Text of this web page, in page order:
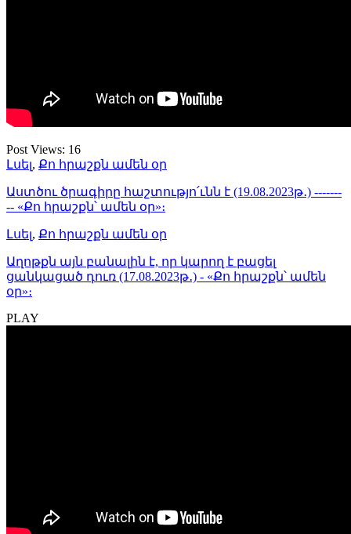
Post Views: 16
Լսել, Քո հրաշքն ամեն օր
Աստծու ծրագիրը հաշտությո՛ւնն է (19.08.2023թ․) -------
-- «Քո հրաշքն՝ ամեն օր»։
Լսել, Քո հրաշքն ամեն օր
Աղոթքն այն բանալին է, որ կարող է բացել
ցանկացած դուռ (17.08.2023թ․) - «Քո հրաշքն՝ ամեն
օր»։
PLAY